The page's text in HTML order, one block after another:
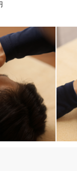
3台完備。駐輪スペース
どのQRコード決済に
院を心よりお待ちして